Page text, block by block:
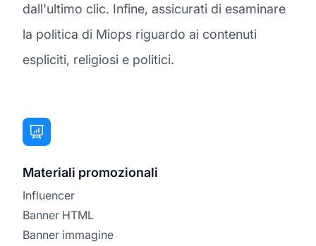
dall'ultimo clic. Infine, assicurati di esaminare
la politica di Miops riguardo ai contenuti
espliciti, religiosi e politici.
Materiali promozionali
Influencer
Banner HTML
Banner immagine